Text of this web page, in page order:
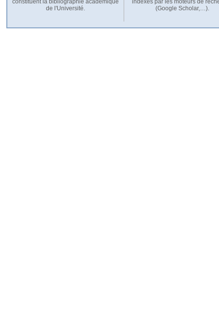
constituent la bibliographie académique
de l'Université.
indexés par les moteurs de
(Google Scholar,…).